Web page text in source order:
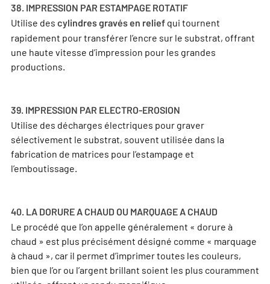
38. IMPRESSION PAR ESTAMPAGE ROTATIF
Utilise des cylindres gravés en relief qui tournent
rapidement pour transférer l’encre sur le substrat, offrant
une haute vitesse d’impression pour les grandes
productions.
39. IMPRESSION PAR ELECTRO-EROSION
Utilise des décharges électriques pour graver
sélectivement le substrat, souvent utilisée dans la
fabrication de matrices pour l’estampage et
l’emboutissage.
40. LA DORURE A CHAUD OU MARQUAGE A CHAUD
Le procédé que l’on appelle généralement « dorure à
chaud » est plus précisément désigné comme « marquage
à chaud », car il permet d’imprimer toutes les couleurs,
bien que l’or ou l’argent brillant soient les plus couramment